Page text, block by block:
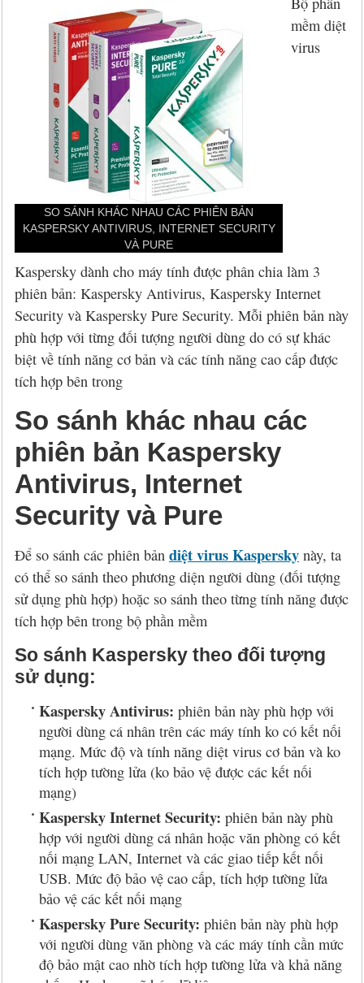
Đặt mua
Liên hệ
Eset NOD32 2027
Panda 2026, 2027
CMC InfoSec
Sucuri Website Scanner
Bkav Heartbleed Scanner
Cứu dữ liệu bị virus mã hóa
Diệt virus mã hóa dữ liệu
Đặt mua Eset
Đặt mua Panda
Đặt mua BullGuard
Đặt mua F-Secure
Đặt mua G DATA
Đặt mua Malwarebytes
Đặt mua Symantec
Đặt mua Webroot
Chính sách bảo mật
Thông tin về BB.Com.Vn
SO SÁNH KHÁC NHAU CÁC PHIÊN BẢN
KASPERSKY ANTIVIRUS, INTERNET SECURITY
VÀ PURE
mềm diệt
virus
Kaspersky dành cho máy tính được phân chia làm 3
phiên bản: Kaspersky Antivirus, Kaspersky Internet
Security và Kaspersky Pure Security. Mỗi phiên bản này
phù hợp với từng đối tượng người dùng do có sự khác
biệt về tính năng cơ bản và các tính năng cao cấp được
tích hợp bên trong
So sánh khác nhau các
phiên bản Kaspersky
Antivirus, Internet
Security và Pure
Để so sánh các phiên bản diệt virus Kaspersky này, ta
có thể so sánh theo phương diện người dùng (đối tượng
sử dụng phù hợp) hoặc so sánh theo từng tính năng được
tích hợp bên trong bộ phần mềm
So sánh Kaspersky theo đối tượng
sử dụng:
Kaspersky Antivirus: phiên bản này phù hợp với
người dùng cá nhân trên các máy tính ko có kết nối
mạng. Mức độ và tính năng diệt virus cơ bản và ko
tích hợp tường lửa (ko bảo vệ được các kết nối
mạng)
Kaspersky Internet Security: phiên bản này phù
hợp với người dùng cá nhân hoặc văn phòng có kết
nối mạng LAN, Internet và các giao tiếp kết nối
USB. Mức độ bảo vệ cao cấp, tích hợp tường lửa
bảo vệ các kết nối mạng
Kaspersky Pure Security: phiên bản này phù hợp
với người dùng văn phòng và các máy tính cần mức
độ bảo mật cao nhờ tích hợp tường lửa và khả năng